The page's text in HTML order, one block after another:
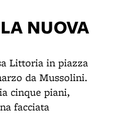
NUOVA
Littoria in piazza
da Mussolini.
cinque piani,
facciata